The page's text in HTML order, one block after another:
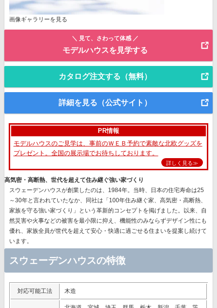
画像ギャラリーを見る
＼ 見て、さわって体感 ／
モデルハウスを見学する
カタログ注文する（無料）
詳細を見る（公式サイト）
PR情報
モデルハウスのご見学は、事前のＷＥＢ予約で素敵な北欧グッズを
プレゼント。全国の展示場でお待ちしております。
詳しく見る≫
高気密・高断熱、世代を超えて住み継ぐ強い家づくり
スウェーデンハウスが創業したのは、1984年。当時、日本の住宅寿命は25
～30年と言われていたなか、同社は 「100年住み継ぐ家、高気密・高断熱、
家族を守る強い家づくり」
という革新的コンセプトを掲げました。以来、自
然災害や火事などの被害を最小限に抑え、機能性のみならずデザイン性にも
優れ、 家族全員が世代を超えて安心・快適に過ごせる住まいを提案 し続けて
います。
スウェーデンハウスの特徴
対応可能工法 木造